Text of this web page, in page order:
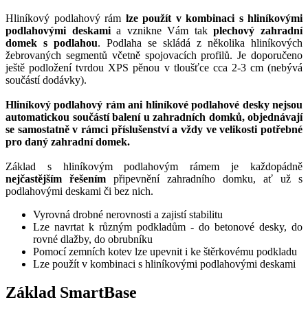
Hliníkový podlahový rám lze použít v kombinaci s hliníkovými
podlahovými deskamia vznikne Vám takplechový zahradní
domek s podlahou. Podlaha se skládá z několika hliníkových
žebrovaných segmentů včetně spojovacích profilů. Je doporučeno
ještě podložení tvrdou XPS pěnou v tloušťce cca 2-3 cm (nebývá
součástí dodávky).
Hliníkový podlahový rám ani hliníkové podlahové desky nejsou
automatickou součástí balení u zahradních domků, objednávají
se samostatně v rámci příslušenství a vždy ve velikosti potřebné
pro daný zahradní domek.
Základ s hliníkovým podlahovým rámem je každopádně
nejčastějším řešením připevnění zahradního domku, ať už s
podlahovými deskami či bez nich.
Vyrovná drobné nerovnosti a zajistí stabilitu
Lze navrtat k různým podkladům - do betonové desky, do
rovné dlažby, do obrubníku
Pomocí zemních kotev lze upevnit i ke štěrkovému podkladu
Lze použít v kombinaci s hliníkovými podlahovými deskami
Základ SmartBase